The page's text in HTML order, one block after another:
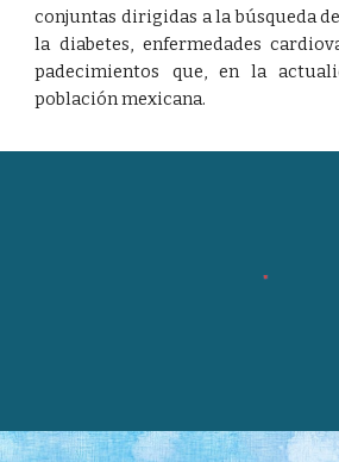
conjuntas dirigidas a la búsqueda
la diabetes, enfermedades
padecimientos que, en la
población mexicana.